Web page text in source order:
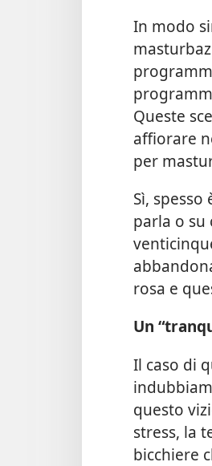
In modo
Queste
affiorare
per
Sì,
parla o su
rosa e
Un
Il caso di
questo
stress, la
bicchiere